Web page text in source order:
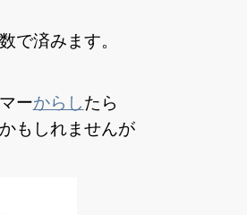
で済みます。
ーからしたら
もしれませんが